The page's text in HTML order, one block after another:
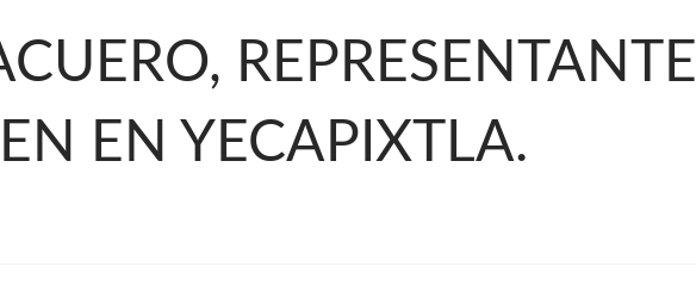
REPRESENTANTE
EN YECAPIXTLA.